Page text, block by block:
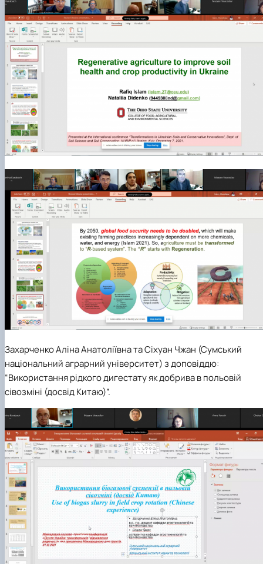
ЗахарченкоАліна АнатоліївнатаСіхуан Чжан (Сумський
національний аграрний університет)здоповіддю:
“Використання рідкого дигестату як добрива в польовій
сівозміні (досвід Китаю)”.